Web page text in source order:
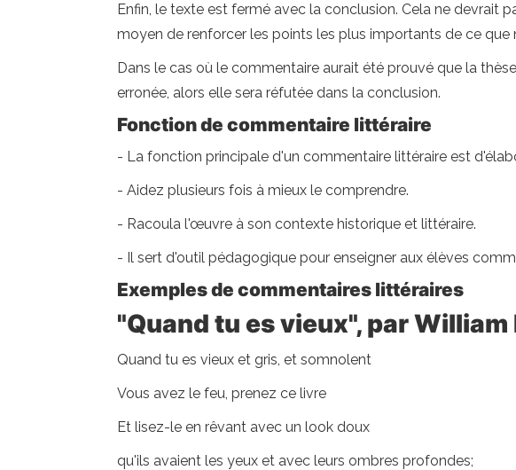
Enfin, le texte est fermé avec la conclusion. Cela ne devrait
moyen de renforcer les points les plus importants de ce que
Dans le cas où le commentaire aurait été prouvé que la
erronée, alors elle sera réfutée dans la conclusion.
Fonction de commentaire littéraire
- La fonction principale d'un commentaire littéraire est
- Aidez plusieurs fois à mieux le comprendre.
- Racoula l'œuvre à son contexte historique et littéraire.
- Il sert d'outil pédagogique pour enseigner aux élèves
Exemples de commentaires littéraires
"Quand tu es vieux", par
Quand tu es vieux et gris, et somnolent
Vous avez le feu, prenez ce livre
Et lisez-le en rêvant avec un look doux
qu'ils avaient les yeux et avec leurs ombres profondes;